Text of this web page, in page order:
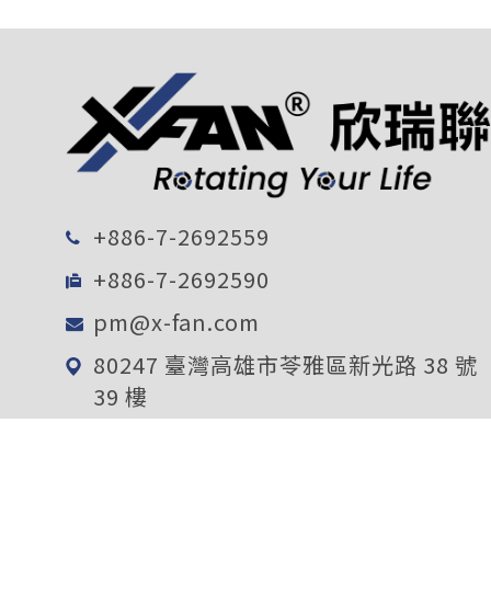
+886-7-2692559
+886-7-2692590
pm@x-fan.com
80247 臺灣高雄市苓雅區新光路 38 號
39 樓